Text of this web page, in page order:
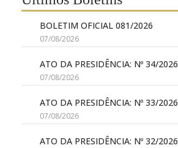
BOLETIM OFICIAL 081/2026
07/08/2026
ATO DA PRESIDÊNCIA: Nº 34/2026
07/08/2026
ATO DA PRESIDÊNCIA: Nº 33/2026
07/08/2026
ATO DA PRESIDÊNCIA: Nº 32/2026